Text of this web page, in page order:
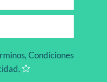
Condiciones